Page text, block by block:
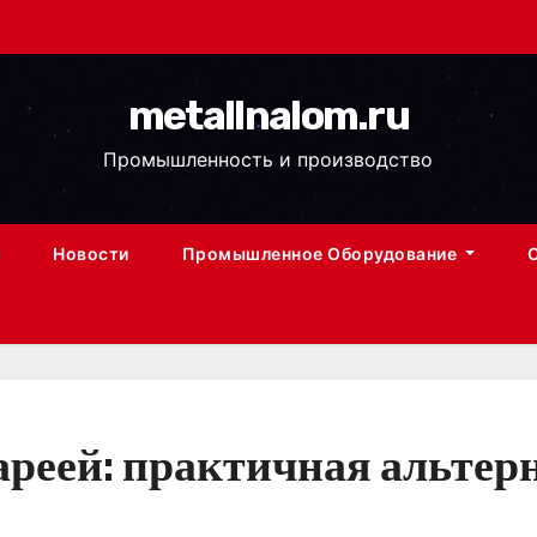
metallnalom.ru
Промышленность и производство
Новости Промышленное Оборудование
практичная